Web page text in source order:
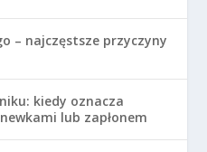
– najczęstsze przyczyny
kiedy oznacza
lub zapłonem